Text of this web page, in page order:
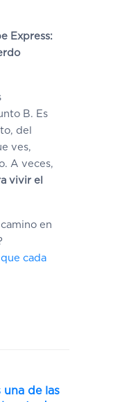
Express:
B. Es
del
ves,
A veces,
vivir el
en
cada
una de las